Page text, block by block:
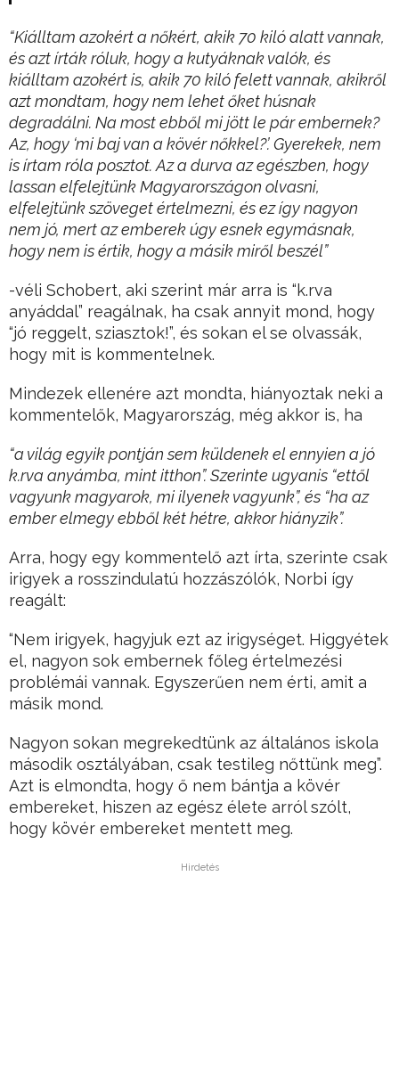
“Kiálltam azokért a nőkért, akik 70 kiló alatt vannak,
és azt írták róluk, hogy a kutyáknak valók, és
kiálltam azokért is, akik 70 kiló felett vannak, akikről
azt mondtam, hogy nem lehet őket húsnak
degradálni. Na most ebből mi jött le pár embernek?
Az, hogy ‘mi baj van a kövér nőkkel?’. Gyerekek, nem
is írtam róla posztot. Az a durva az egészben, hogy
lassan elfelejtünk Magyarországon olvasni,
elfelejtünk szöveget értelmezni, és ez így nagyon
nem jó, mert az emberek úgy esnek egymásnak,
hogy nem is értik, hogy a másik miről beszél”
-véli Schobert, aki szerint már arra is “k.rva
anyáddal” reagálnak, ha csak annyit mond, hogy
“jó reggelt, sziasztok!”, és sokan el se olvassák,
hogy mit is kommentelnek.
Mindezek ellenére azt mondta, hiányoztak neki a
kommentelők, Magyarország, még akkor is, ha
“a világ egyik pontján sem küldenek el ennyien a jó
k.rva anyámba, mint itthon”. Szerinte ugyanis “ettől
vagyunk magyarok, mi ilyenek vagyunk”, és “ha az
ember elmegy ebből két hétre, akkor hiányzik”.
Arra, hogy egy kommentelő azt írta, szerinte csak
irigyek a rosszindulatú hozzászólók, Norbi így
reagált:
“Nem irigyek, hagyjuk ezt az irigységet. Higgyétek
el, nagyon sok embernek főleg értelmezési
problémái vannak. Egyszerűen nem érti, amit a
másik mond.
Nagyon sokan megrekedtünk az általános iskola
második osztályában, csak testileg nőttünk meg”.
Azt is elmondta, hogy ő nem bántja a kövér
embereket, hiszen az egész élete arról szólt,
hogy kövér embereket mentett meg.
Hirdetés